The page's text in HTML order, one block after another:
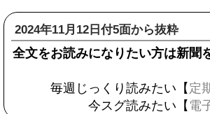
2024年11月12日付5面から抜粋
全文をお読みになりたい方は新聞
毎週じっくり読みたい【 定
今スグ読みたい【 電